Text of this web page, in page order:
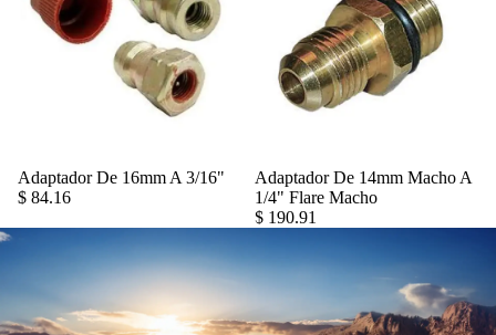
Agregar
Adaptador De 16mm A 3/16"
$ 84.16
Adaptador De 14mm Macho A
1/4" Flare Macho
$ 190.91